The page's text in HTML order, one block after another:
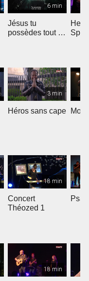
6 min
Jésus tu
possèdes tout en
He
3 min
Héros sans cape Moi
18 min
Concert
Théozed 1
18 min